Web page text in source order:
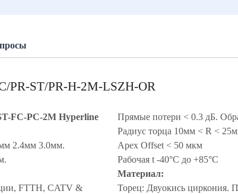
PR-ST/PR-H-2M-LSZH-OR
FC-PC-2M Hyperline
2.4мм 3.0мм.
FTTH, CATV &
Прямые потери < 0.3 дБ.
Радиус торца 10мм < R <
Apex Offset < 50 мкм
Рабочая t -40°C дo +85°C
Материал:
Торец: Двуокись циркония.